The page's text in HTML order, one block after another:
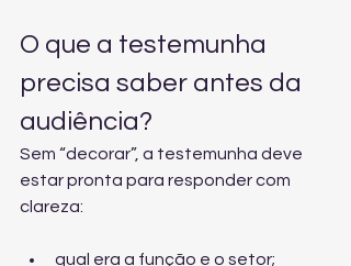
O que a testemunha
precisa saber antes da
audiência?
Sem “decorar”, a testemunha deve
estar pronta para responder com
clareza:
qual era a função e o setor;